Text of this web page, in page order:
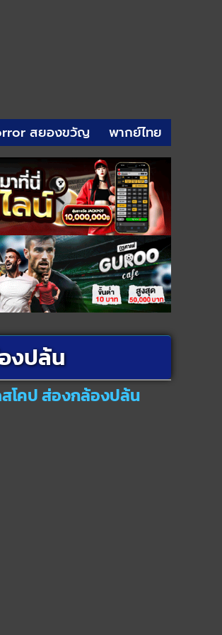
สยองขวัญ พากย์ไทย
งปล้น
โคป ส่องกล้องปล้น